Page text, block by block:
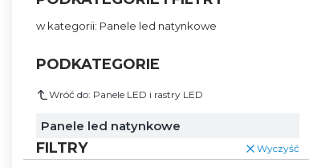
w kategorii: Panele led natynkowe
PODKATEGORIE
Wróć do: Panele LED i rastry LED
Panele led natynkowe
FILTRY Wyczyść